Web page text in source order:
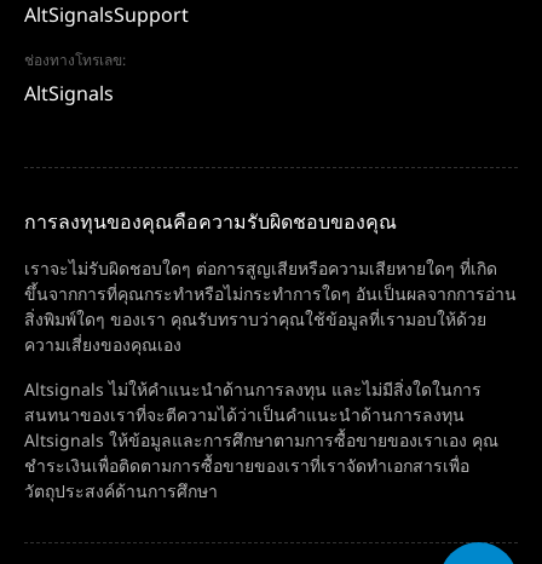
AltSignalsSupport
ช่องทางโทรเลข:
AltSignals
การลงทุนของคุณคือความรับผิดชอบของคุณ
เราจะไม่รับผิดชอบใดๆ ต่อการสูญเสียหรือความเสียหายใดๆ ที่เกิด
ขึ้นจากการที่คุณกระทำหรือไม่กระทำการใดๆ อันเป็นผลจากการอ่าน
สิ่งพิมพ์ใดๆ ของเรา คุณรับทราบว่าคุณใช้ข้อมูลที่เรามอบให้ด้วย
ความเสี่ยงของคุณเอง
Altsignals ไม่ให้คำแนะนำด้านการลงทุน และไม่มีสิ่งใดในการ
สนทนาของเราที่จะตีความได้ว่าเป็นคำแนะนำด้านการลงทุน
Altsignals ให้ข้อมูลและการศึกษาตามการซื้อขายของเราเอง คุณ
ชำระเงินเพื่อติดตามการซื้อขายของเราที่เราจัดทำเอกสารเพื่อ
วัตถุประสงค์ด้านการศึกษา